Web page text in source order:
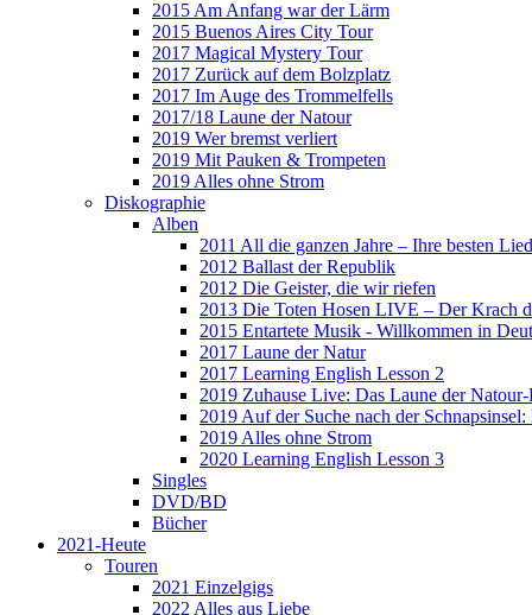
2015 Am Anfang war der Lärm
2015 Buenos Aires City Tour
2017 Magical Mystery Tour
2017 Zurück auf dem Bolzplatz
2017 Im Auge des Trommelfells
2017/18 Laune der Natour
2019 Wer bremst verliert
2019 Mit Pauken & Trompeten
2019 Alles ohne Strom
Diskographie
Alben
2011 All die ganzen Jahre – Ihre besten
2012 Ballast der Republik
2012 Die Geister, die wir riefen
2013 Die Toten Hosen LIVE – Der Krach
2015 Entartete Musik - Willkommen in
2017 Laune der Natur
2017 Learning English Lesson 2
2019 Zuhause Live: Das Laune der
2019 Auf der Suche nach der
2019 Alles ohne Strom
2020 Learning English Lesson 3
Singles
DVD/BD
Bücher
2021-Heute
Touren
2021 Einzelgigs
2022 Alles aus Liebe